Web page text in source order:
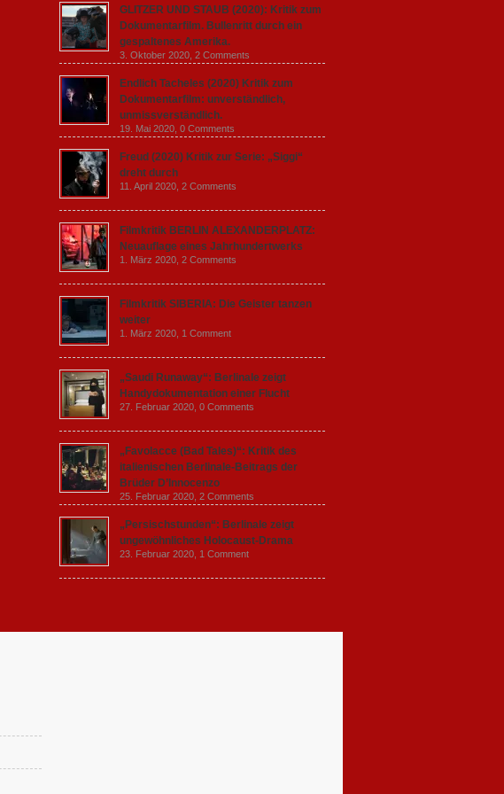
GLITZER UND STAUB (2020): Kritik zum
Dokumentarfilm. Bullenritt durch ein
gespaltenes Amerika.
3. Oktober 2020, 2 Comments
Endlich Tacheles (2020) Kritik zum
Dokumentarfilm: unverständlich,
unmissverständlich.
19. Mai 2020, 0 Comments
Freud (2020) Kritik zur Serie: „Siggi“
dreht durch
11. April 2020, 2 Comments
Filmkritik BERLIN ALEXANDERPLATZ:
Neuauflage eines Jahrhundertwerks
1. März 2020, 2 Comments
Filmkritik SIBERIA: Die Geister tanzen
weiter
1. März 2020, 1 Comment
„Saudi Runaway“: Berlinale zeigt
Handydokumentation einer Flucht
27. Februar 2020, 0 Comments
„Favolacce (Bad Tales)“: Kritik des
italienischen Berlinale-Beitrags der
Brüder D’Innocenzo
25. Februar 2020, 2 Comments
„Persischstunden“: Berlinale zeigt
ungewöhnliches Holocaust-Drama
23. Februar 2020, 1 Comment